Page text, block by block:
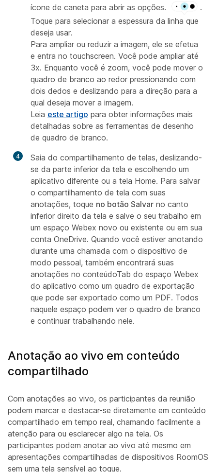
ícone de caneta para abrir as opções.
.
Toque para selecionar a espessura da linha que
deseja usar.
Para ampliar ou reduzir a imagem, ele se efetua
e entra no touchscreen. Você pode ampliar até
3x. Enquanto você é zoom, você pode mover o
quadro de branco ao redor pressionando com
dois dedos e deslizando para a direção para a
qual deseja mover a imagem.
Leia este artigo para obter informações mais
detalhadas sobre as ferramentas de desenho
de quadro de branco.
4
Saia do compartilhamento de telas, deslizando-
se da parte inferior da tela e escolhendo um
aplicativo diferente ou a tela Home. Para salvar
o compartilhamento de tela com suas
anotações, toque no botão Salvar no canto
inferior direito da tela e salve o seu trabalho em
um espaço Webex novo ou existente ou em sua
conta OneDrive. Quando você estiver anotando
durante uma chamada com o dispositivo de
modo pessoal, também encontrará suas
anotações no conteúdoTab do espaço Webex
do aplicativo como um quadro de exportação
que pode ser exportado como um PDF. Todos
naquele espaço podem ver o quadro de branco
e continuar trabalhando nele.
Anotação ao vivo em conteúdo
compartilhado
Com anotações ao vivo, os participantes da reunião
podem marcar e destacar-se diretamente em conteúdo
compartilhado em tempo real, chamando facilmente a
atenção para ou esclarecer algo na tela. Os
participantes podem anotar ao vivo até mesmo em
apresentações compartilhadas de dispositivos RoomOS
sem uma tela sensível ao toque.